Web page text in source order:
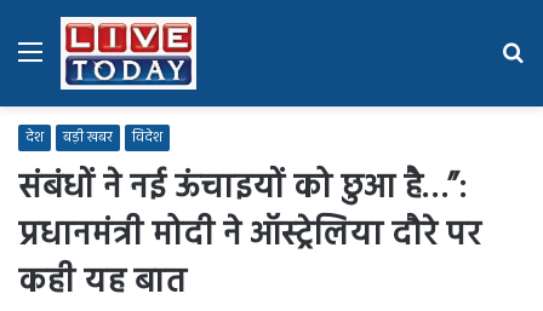
Menu
देश बड़ी खबर विदेश
संबंधों ने नई ऊंचाइयों को छुआ है…”:
प्रधानमंत्री मोदी ने ऑस्ट्रेलिया दौरे पर
कही यह बात